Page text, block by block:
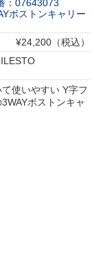
ボストンキャリー
¥24,200（税込）
使いやすい Y字フ
ボストンキャ